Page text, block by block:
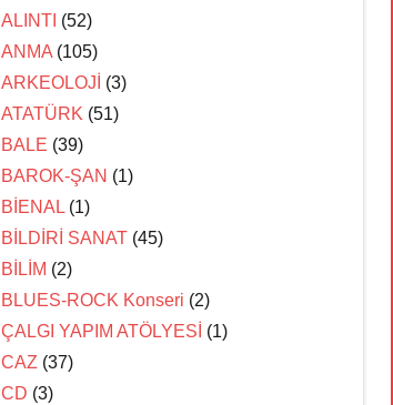
ALINTI (52)
ANMA (105)
ARKEOLOJİ (3)
ATATÜRK (51)
BALE (39)
BAROK-ŞAN (1)
BİENAL (1)
BİLDİRİ SANAT (45)
BİLİM (2)
BLUES-ROCK Konseri (2)
ÇALGI YAPIM ATÖLYESİ (1)
CAZ (37)
CD (3)